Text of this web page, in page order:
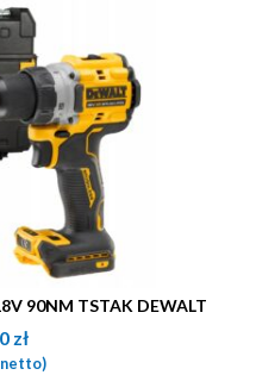
90NM TSTAK DEWALT
zł
netto)